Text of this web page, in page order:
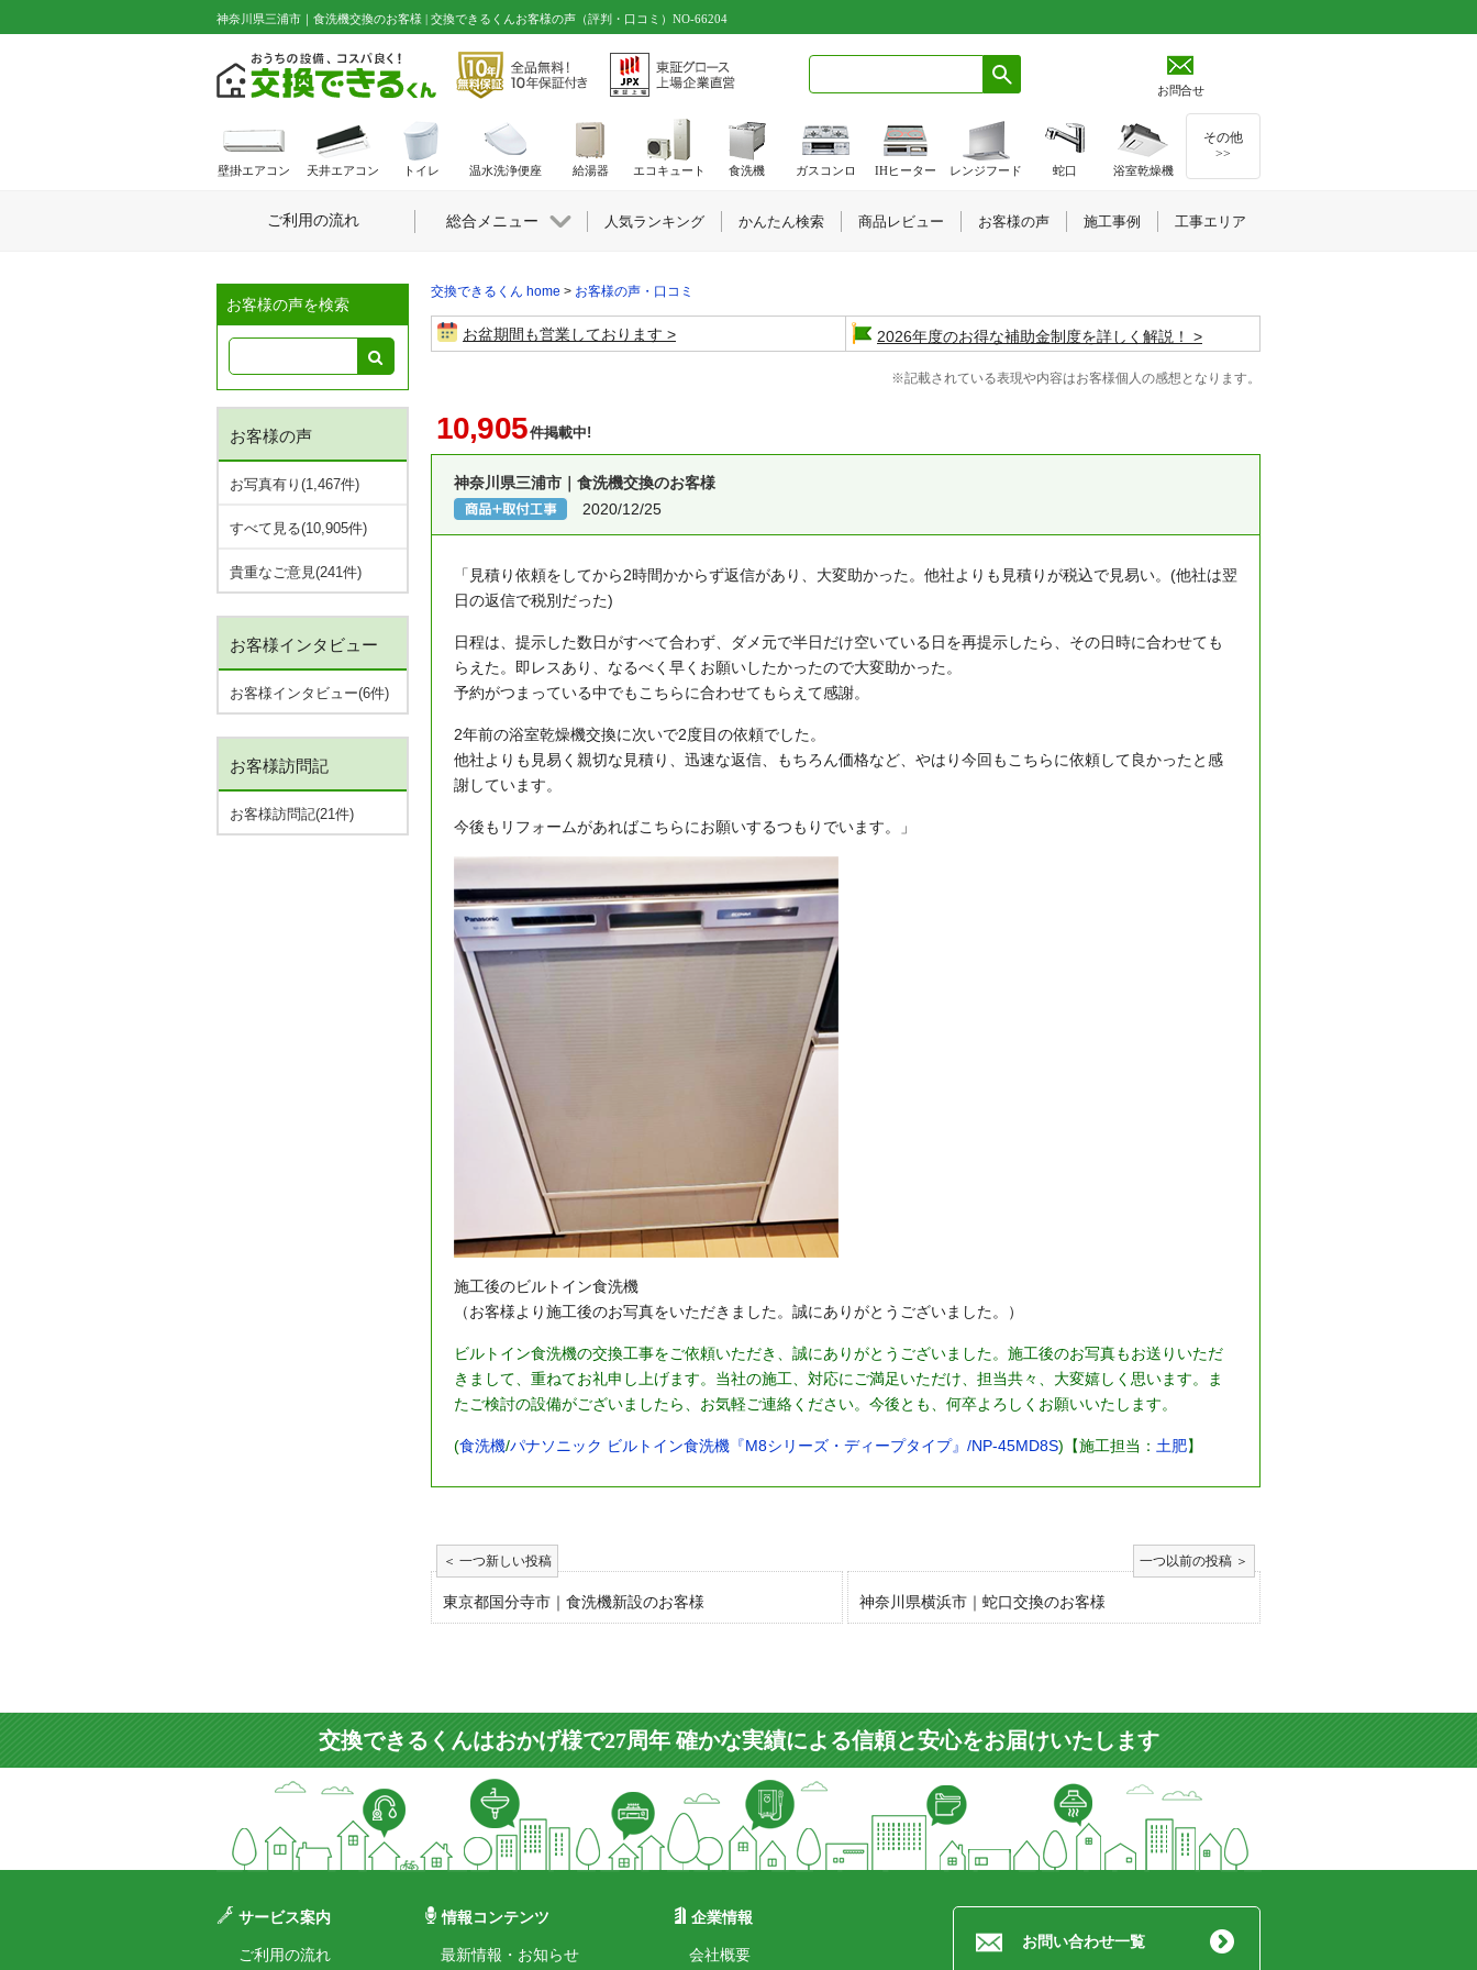
神奈川県三浦市｜食洗機交換のお客様 | 交換できるくんお客様の声（評判・口コミ）NO-66204
お問合せ
お客様の声を検索
お客様の声
お写真有り(1,467件)
すべて見る(10,905件)
貴重なご意見(241件)
お客様インタビュー
お客様インタビュー(6件)
お客様訪問記
お客様訪問記(21件)
交換できるくん home > お客様の声・口コミ
お盆期間も営業しております 2026年度のお得な補助金制度を詳しく解説！
※記載されている表現や内容はお客様個人の感想となります。
10,905件掲載中!
神奈川県三浦市｜食洗機交換のお客様
2020/12/25
「見積り依頼をしてから2時間かからず返信があり、大変助かった。他社よりも見積りが税込で見易い。(他社は翌
日の返信で税別だった)
日程は、提示した数日がすべて合わず、ダメ元で半日だけ空いている日を再提示したら、その日時に合わせても
らえた。即レスあり、なるべく早くお願いしたかったので大変助かった。
予約がつまっている中でもこちらに合わせてもらえて感謝。
2年前の浴室乾燥機交換に次いで2度目の依頼でした。
他社よりも見易く親切な見積り、迅速な返信、もちろん価格など、やはり今回もこちらに依頼して良かったと感
謝しています。
今後もリフォームがあればこちらにお願いするつもりでいます。」
施工後のビルトイン食洗機
（お客様より施工後のお写真をいただきました。誠にありがとうございました。）
ビルトイン食洗機の交換工事をご依頼いただき、誠にありがとうございました。施工後のお写真もお送りいただ
きまして、重ねてお礼申し上げます。当社の施工、対応にご満足いただけ、担当共々、大変嬉しく思います。ま
たご検討の設備がございましたら、お気軽ご連絡ください。今後とも、何卒よろしくお願いいたします。
(食洗機/パナソニック ビルトイン食洗機『M8シリーズ・ディープタイプ』/NP-45MD8S)【施工担当： 土肥】
東京都国分寺市｜食洗機新設のお客様 神奈川県横浜市｜蛇口交換のお客様
壁掛エアコン 天井エアコン トイレ 温水洗浄便座 給湯器 エコキュート 食洗機 ガスコンロ IHヒーター レンジフード 蛇口 浴室乾燥機
その他
>>
ご利用の流れ 総合メニュー 人気ランキング かんたん検索 商品レビュー お客様の声 施工事例 工事エリア
交換できるくんはおかげ様で27周年 確かな実績による信頼と安心をお届けいたします
サービス案内
ご利用の流れ
情報コンテンツ
最新情報・お知らせ
企業情報
会社概要
お問い合わせ一覧